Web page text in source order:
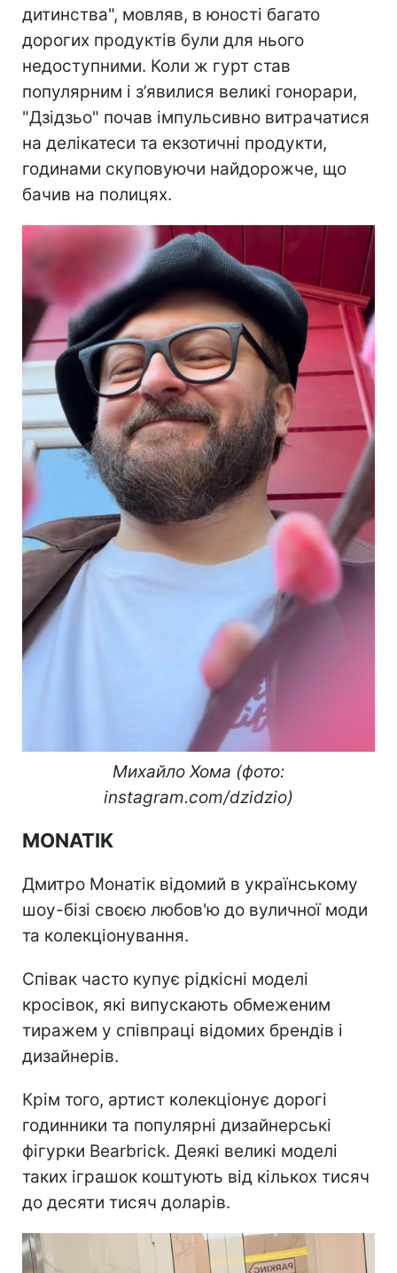
дитинства", мовляв, в юності багато
дорогих продуктів були для нього
недоступними. Коли ж гурт став
популярним і з’явилися великі гонорари,
"Дзідзьо" почав імпульсивно витрачатися
на делікатеси та екзотичні продукти,
годинами скуповуючи найдорожче, що
бачив на полицях.
Михайло Хома (фото:
instagram.com/dzidzio)
MONATIK
Дмитро Монатік відомий в українському
шоу-бізі своєю любов'ю до вуличної моди
та колекціонування.
Співак часто купує рідкісні моделі
кросівок, які випускають обмеженим
тиражем у співпраці відомих брендів і
дизайнерів.
Крім того, артист колекціонує дорогі
годинники та популярні дизайнерські
фігурки Bearbrick. Деякі великі моделі
таких іграшок коштують від кількох тисяч
до десяти тисяч доларів.